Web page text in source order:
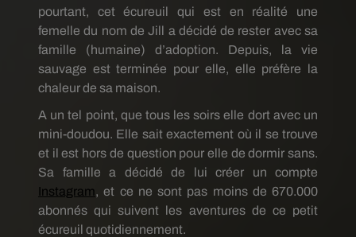
pourtant, cet écureuil qui est en réalité une
femelle du nom de Jill a décidé de rester avec sa
famille (humaine) d’adoption. Depuis, la vie
sauvage est terminée pour elle, elle préfère la
chaleur de sa maison.
A un tel point, que tous les soirs elle dort avec un
mini-doudou. Elle sait exactement où il se trouve
et il est hors de question pour elle de dormir sans.
Sa famille a décidé de lui créer un compte
Instagram, et ce ne sont pas moins de 670.000
abonnés qui suivent les aventures de ce petit
écureuil quotidiennement.